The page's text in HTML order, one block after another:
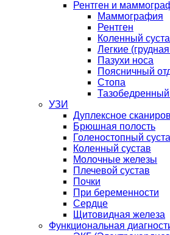
Рентген и
Маммография
Рентген
Коленный
Легкие
Пазухи носа
Поясничный
Стопа
Тазобедренный
УЗИ
Дуплексное
Брюшная полость
Голеностопный
Коленный сустав
Молочные железы
Плечевой сустав
Почки
При беременности
Сердце
Щитовидная железа
Функциональная